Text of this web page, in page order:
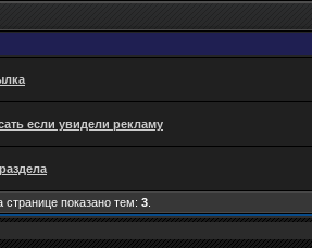
если увидели рекламу
странице показано тем: 3